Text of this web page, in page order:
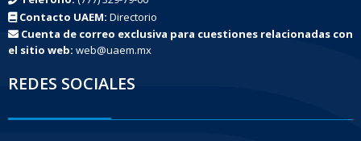
Contacto UAEM: Directorio
Cuenta de correo exclusiva para cuestiones relacionadas con
el sitio web: web@uaem.mx
REDES SOCIALES